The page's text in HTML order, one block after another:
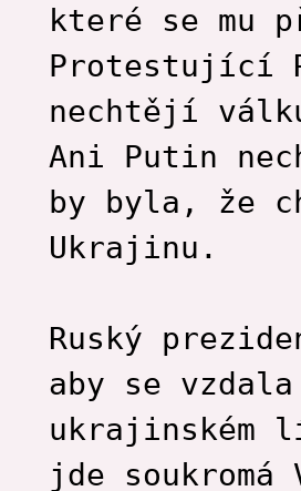
které se mu
Protestující
nechtějí
Ani Putin
by byla, že
Ukrajinu.
Ruský
aby se
ukrajinském
jde soukromá